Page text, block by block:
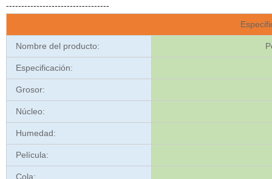
----------------------------------
Nombre del producto:
Especificación:
Grosor:
Núcleo:
Humedad:
Película:
Cola: